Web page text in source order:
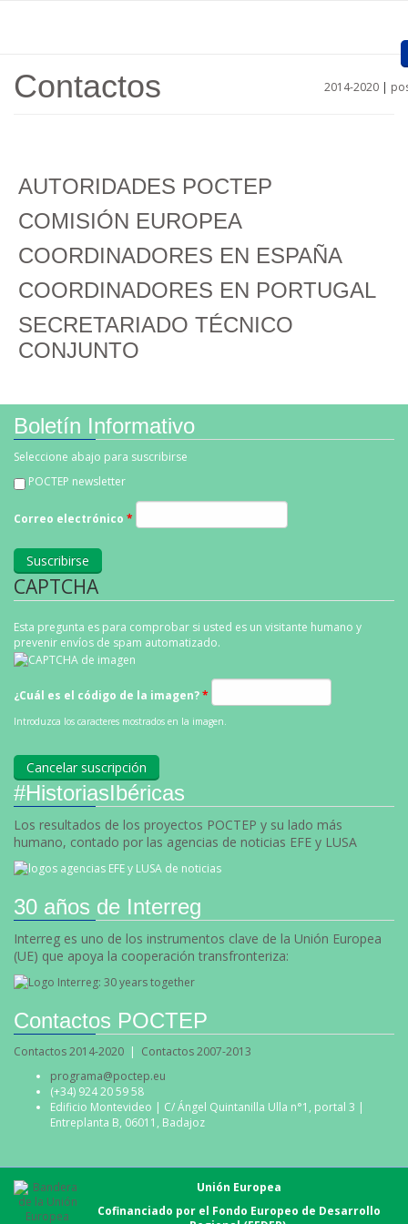
Proyectos Aprobados
Convocatorias
Procedimientos
Comunicación
Documentos
Enlaces
2014-2020 |
Contactos
AUTORIDADES POCTEP
COMISIÓN EUROPEA
COORDINADORES EN ESPAÑA
COORDINADORES EN PORTUGAL
SECRETARIADO TÉCNICO
CONJUNTO
Boletín Informativo
Seleccione abajo para suscribirse
POCTEP newsletter
Correo electrónico *
CAPTCHA
Esta pregunta es para comprobar si usted es un visitante humano y
prevenir envíos de spam automatizado.
¿Cuál es el código de la imagen?*
Introduzca los caracteres mostrados en la imagen.
#HistoriasIbéricas
Los resultados de los proyectos POCTEP y su lado más
humano, contado por las agencias de noticias EFE y LUSA
30 años de Interreg
Interreg es uno de los instrumentos clave de la Unión Europea
(UE) que apoya la cooperación transfronteriza:
Contactos POCTEP
Contactos 2014-2020 | Contactos 2007-2013
programa@poctep.eu
(+34) 924 20 59 58
Edificio Montevideo | C/ Ángel Quintanilla Ulla n°1, portal 3 |
Entreplanta B, 06011, Badajoz
Unión Europea
Cofinanciado por el Fondo Europeo de Desarrollo